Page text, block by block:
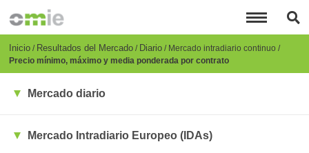
principal
Breadcrumb
Inicio Resultados del Mercado Diario Mercado intradiario continuo
Precio mínimo, máximo y media ponderada por contrato
Mercado diario
Mercado Intradiario Europeo (IDAs)